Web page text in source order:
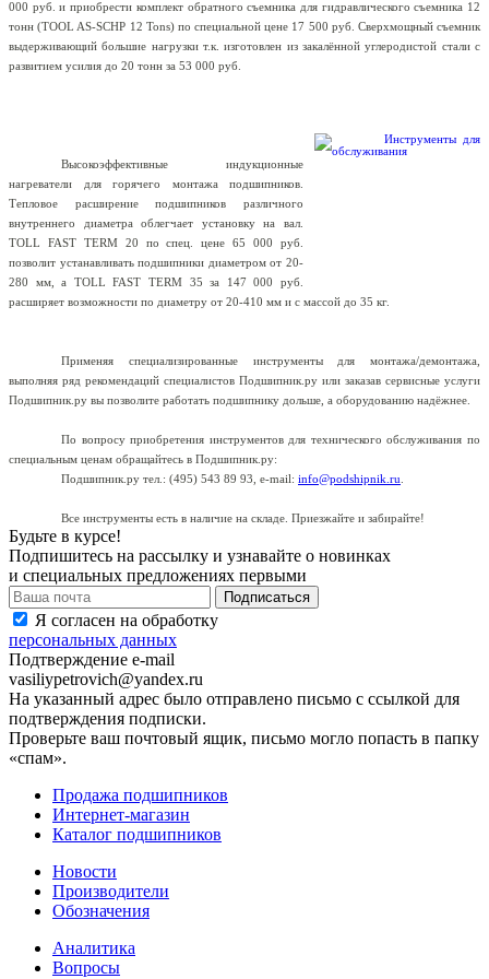
000 руб. и приобрести комплект обратного съемника для гидравлического съемника 12
тонн (TOOL AS-SCHP 12 Tons) по специальной цене 17 500 руб. Сверхмощный съемник
выдерживающий большие нагрузки т.к. изготовлен из закалённой углеродистой стали с
развитием усилия до 20 тонн за 53 000 руб.
Высокоэффективные индукционные
нагреватели для горячего монтажа подшипников.
Тепловое расширение подшипников различного
внутреннего диаметра облегчает установку на вал.
TOLL
FAST TERM20 по спец. цене 65 000 руб.
позволит устанавливать подшипники диаметром от 20-
280 мм, а TOLL FAST TERM 35 за 147 000 руб.
расширяет возможности по диаметру от 20-410 мм и c массой до 35 кг.
Применяя специализированные инструменты для монтажа/демонтажа,
выполняя ряд рекомендаций специалистов Подшипник.ру или заказав сервисные услуги
Подшипник.ру вы позволите работать подшипнику дольше, а оборудованию надёжнее.
По вопросу приобретения инструментов для технического обслуживания по
специальным ценам обращайтесь в Подшипник.ру:
Подшипник.ру тел.: (495) 543 89 93, e-mail: info@podshipnik.ru
Все инструменты есть в наличие на складе. Приезжайте и забирайте!
Будьте в курсе!
Подпишитесь на рассылку и узнавайте о новинках
и специальных предложениях первыми
Я согласен на обработку
персональных данных
Подтверждение e-mail
vasiliypetrovich@yandex.ru
На указанный адрес было отправлено письмо с ссылкой для
подтверждения подписки.
Проверьте ваш почтовый ящик, письмо могло попасть в папку
«спам».
Продажа подшипников
Интернет-магазин
Каталог подшипников
Новости
Производители
Обозначения
Аналитика
Вопросы